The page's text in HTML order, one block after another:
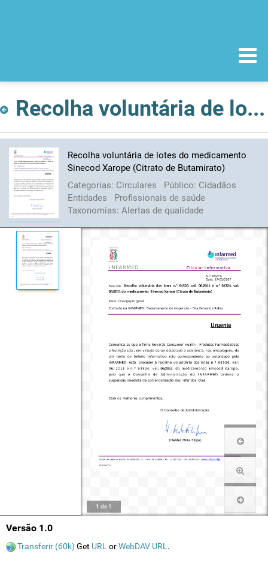
Recolha voluntária de lotes do medicamento Sinecod Xarope (Citrato de Butamirato)
Recolha voluntária de lotes do medicamento
Sinecod Xarope (Citrato de Butamirato)
Categorias: Circulares Público: Cidadãos
Entidades
Profissionais de saúde
Taxonomias: Alertas de qualidade
1 de 1
Versão 1.0
Transferir (60k) Get URL orWebDAV URL .